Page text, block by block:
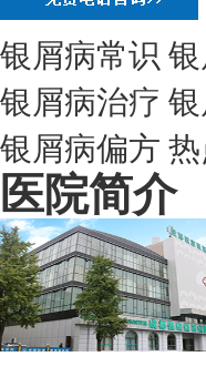
银屑病常识
银屑病治疗
银屑病偏方
医院简介